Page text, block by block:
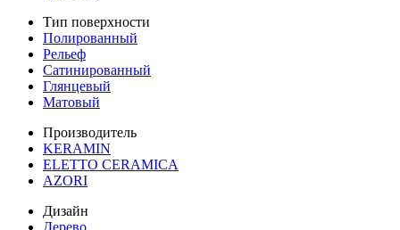
Тип поверхности
Полированный
Рельеф
Сатинированный
Глянцевый
Матовый
Производитель
KERAMIN
ELETTO CERAMICA
AZORI
Дизайн
Дерево